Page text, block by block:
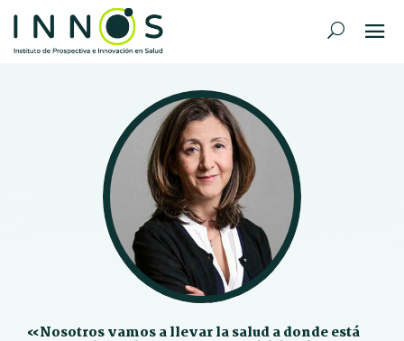
«Nosotros vamos a llevar la salud a donde está